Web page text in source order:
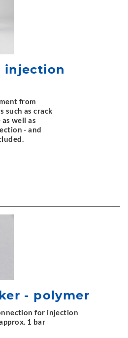
injection
from
such as crack
well as
- and
- polymer
for injection
1 bar